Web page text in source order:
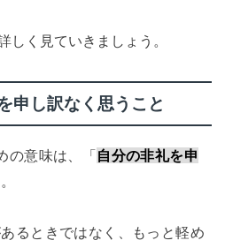
しく見ていきましょう。
申し訳なく思うこと
の意味は、「 自分の非礼を申
るときではなく、もっと軽め